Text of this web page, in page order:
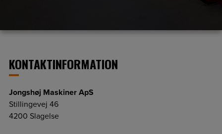
KONTAKTINFORMATION
Jongshøj Maskiner ApS
Stillingevej 46
4200 Slagelse